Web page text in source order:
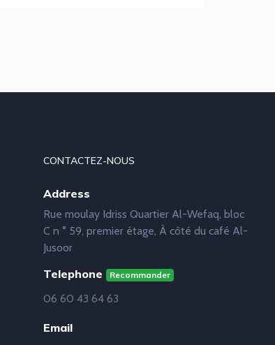
CONTACTEZ-NOUS
Address
Rue moulay Idriss Quartier Al-Wefaq, bloc
C n ° 59, premier étage, À côté du café Al-
Jusoor
Telephone Recommander
06 60 43 64 63
Email